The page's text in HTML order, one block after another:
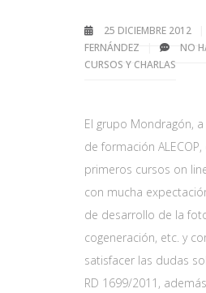
25 DICIEMBRE 2012
FERNÁNDEZ
NO
CURSOS Y CHARLAS
El grupo Mondragón,
de formación
primeros cursos on
con mucha
de desarrollo de la
cogeneración, etc. y
satisfacer las dudas
RD 1699/2011,